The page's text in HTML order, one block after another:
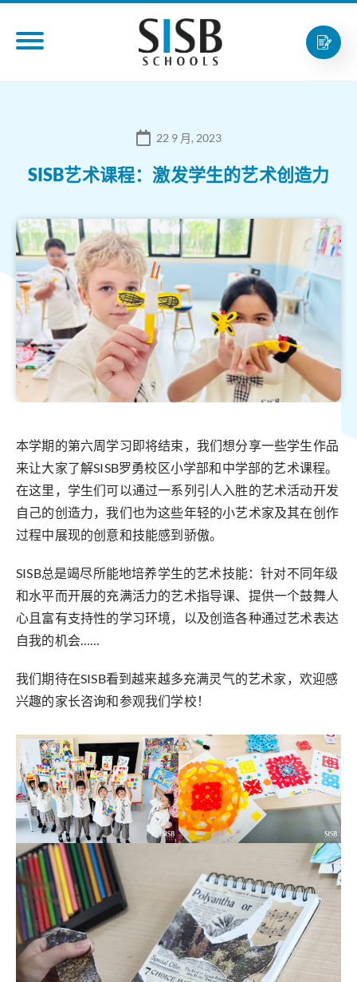
22 9 月, 2023
SISB艺术课程：激发学生的艺术创造力
本学期的第六周学习即将结束，我们想分享一些学生作品
来让大家了解SISB罗勇校区小学部和中学部的艺术课程。
在这里，学生们可以通过一系列引人入胜的艺术活动开发
自己的创造力，我们也为这些年轻的小艺术家及其在创作
过程中展现的创意和技能感到骄傲。
SISB总是竭尽所能地培养学生的艺术技能：针对不同年级
和水平而开展的充满活力的艺术指导课、提供一个鼓舞人
心且富有支持性的学习环境，以及创造各种通过艺术表达
自我的机会……
我们期待在SISB看到越来越多充满灵气的艺术家，欢迎感
兴趣的家长咨询和参观我们学校！